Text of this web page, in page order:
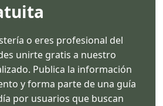
o eres profesional del
unirte gratis a nuestro
Publica la información
y forma parte de una guía
por usuarios que buscan